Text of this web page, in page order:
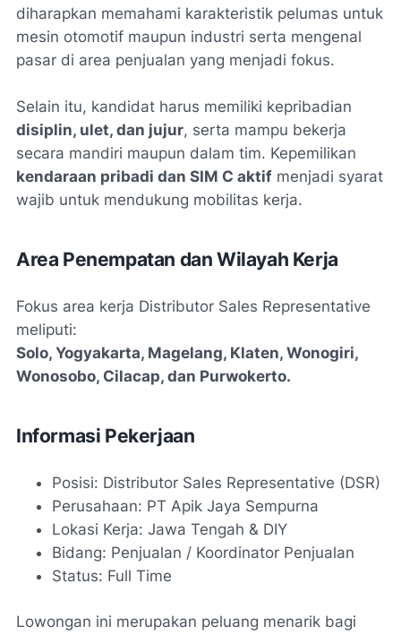
diharapkan memahami karakteristik pelumas untuk
mesin otomotif maupun industri serta mengenal
pasar di area penjualan yang menjadi fokus.
Selain itu, kandidat harus memiliki kepribadian
disiplin, ulet, dan jujur, serta mampu bekerja
secara mandiri maupun dalam tim. Kepemilikan
kendaraan pribadi dan SIM C aktif menjadi syarat
wajib untuk mendukung mobilitas kerja.
Area Penempatan dan Wilayah Kerja
Fokus area kerja Distributor Sales Representative
meliputi:
Solo, Yogyakarta, Magelang, Klaten, Wonogiri,
Wonosobo, Cilacap, dan Purwokerto.
Informasi Pekerjaan
Posisi: Distributor Sales Representative (DSR)
Perusahaan: PT Apik Jaya Sempurna
Lokasi Kerja: Jawa Tengah & DIY
Bidang: Penjualan / Koordinator Penjualan
Status: Full Time
Lowongan ini merupakan peluang menarik bagi